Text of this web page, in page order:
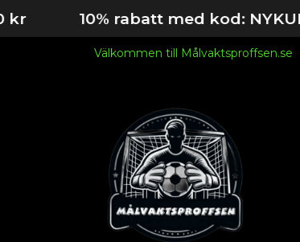
Välkommen till Målvaktsproffsen.se
rabatt med kod: NYKUND